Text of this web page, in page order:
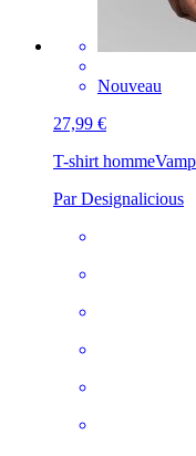
Nouveau
27,99 €
T-shirt homme
Par Designalicious